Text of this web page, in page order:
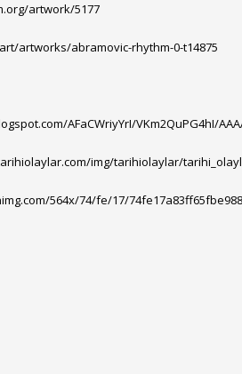
artwork/5177
artworks/abramovic-rhythm-0-t14875
AFaCWriyYrI/VKm2QuPG4hI/
img/tarihiolaylar/
564x/74/fe/17/